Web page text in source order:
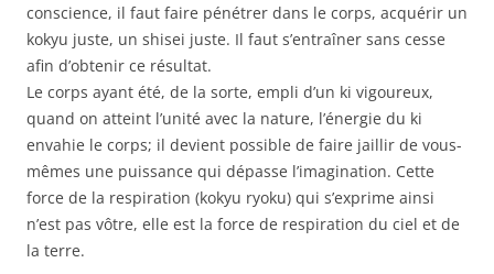
conscience, il faut faire pénétrer dans le corps, acquérir un
kokyu juste, un shisei juste. Il faut s’entraîner sans cesse
afin d’obtenir ce résultat.
Le corps ayant été, de la sorte, empli d’un ki vigoureux,
quand on atteint l’unité avec la nature, l’énergie du ki
envahie le corps; il devient possible de faire jaillir de vous-
mêmes une puissance qui dépasse l’imagination. Cette
force de la respiration (kokyu ryoku) qui s’exprime ainsi
n’est pas vôtre, elle est la force de respiration du ciel et de
la terre.